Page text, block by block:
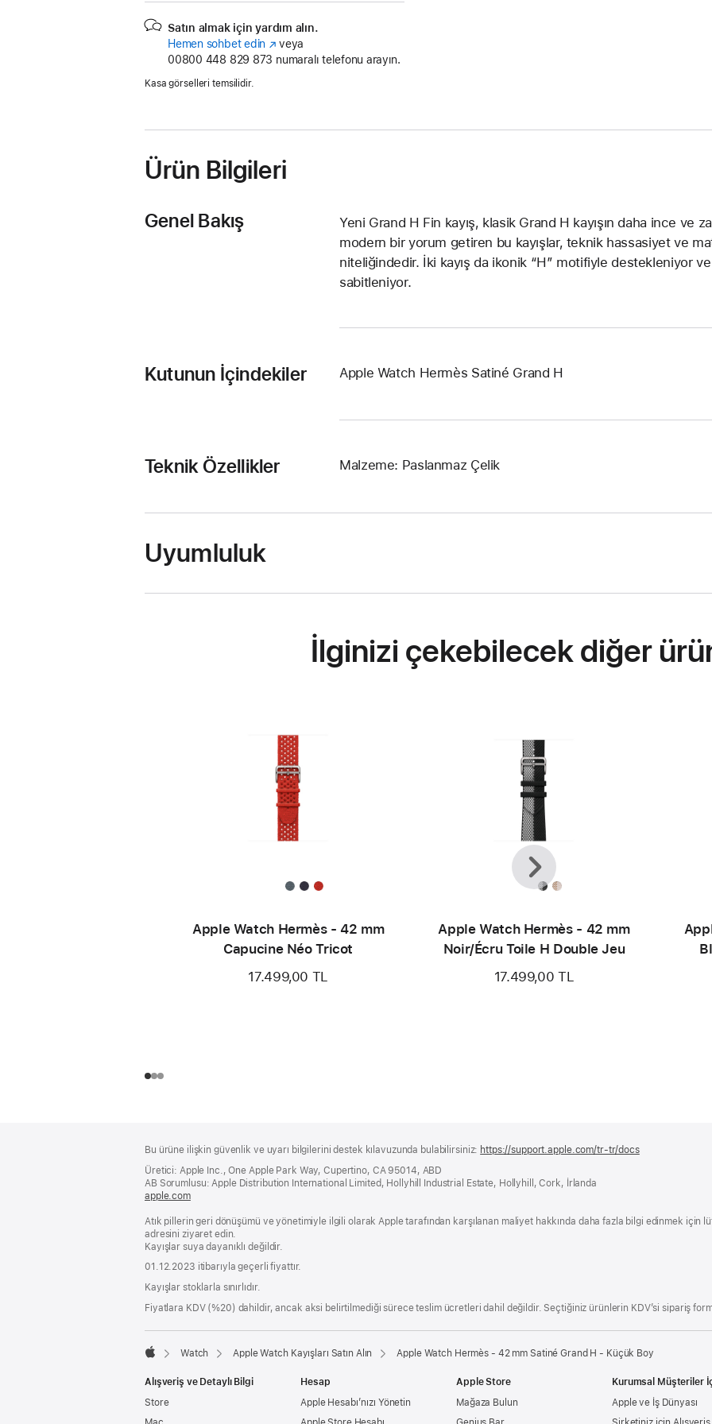
Satın almak için yardım alın.
Hemen sohbet edin (Yeni
pencerede
veya
00800 448 829 873 numaralı telefonu arayın.
Kasa görselleri temsilidir.
Ürün Bilgileri
Genel Bakış
Yeni Grand H Fin kayış, klasik Grand H kayışın daha ince ve
modern bir yorum getiren bu kayışlar, teknik hassasiyet ve
niteliğindedir. İki kayış da ikonik “H” motifiyle destekleniyor
sabitleniyor.
Kutunun İçindekiler Apple Watch Hermès Satiné Grand H
Teknik Özellikler Malzeme: Paslanmaz Çelik
Uyumluluk
İlginizi çekebilecek diğer
Apple Watch Hermès - 42 mm
Capucine Néo Tricot
17.499,00 TL
Apple Watch Hermès - 42 mm
Noir/Écru Toile H Double Jeu
17.499,00 TL
Önceki
Sonraki
Bilgi
Bu ürüne ilişkin güvenlik ve uyarı bilgilerini destek kılavuzunda bulabilirsiniz: https://support.apple.com/tr-tr/docs(yeni
Üretici: Apple Inc., One Apple Park Way, Cupertino, CA 95014, ABD
AB Sorumlusu: Apple Distribution International Limited, Hollyhill Industrial Estate, Hollyhill, Cork, İrlanda
apple.com(yeni
pencerede
açılır)
Atık pillerin geri dönüşümü ve yönetimiyle ilgili olarak Apple tarafından karşılanan maliyet hakkında daha fazla bilgi edinmek için
adresini ziyaret edin.
Kayışlar suya dayanıklı değildir.
01.12.2023 itibarıyla geçerli fiyattır.
Kayışlar stoklarla sınırlıdır.
Fiyatlara KDV (%20) dahildir, ancak aksi belirtilmediği sürece teslim ücretleri dahil değildir. Seçtiğiniz ürünlerin KDV’si sipariş
Watch Apple Watch Kayışları Satın Alın Apple Watch Hermès - 42 mm Satiné Grand H - Küçük Boy
Alışveriş ve Detaylı Bilgi
Store
Hesap
Apple Hesabı’nızı Yönetin
Apple Store
Mağaza Bulun
Kurumsal Müşteriler
Apple ve İş Dünyası